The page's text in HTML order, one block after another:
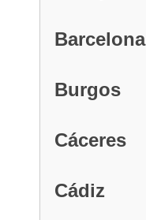
Barcelona
Burgos
Cáceres
Cádiz